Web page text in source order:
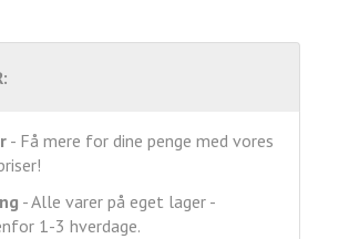
- Få mere for dine penge med vores
- Alle varer på eget lager -
1-3 hverdage.